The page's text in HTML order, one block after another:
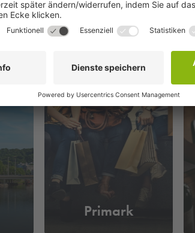
Primark